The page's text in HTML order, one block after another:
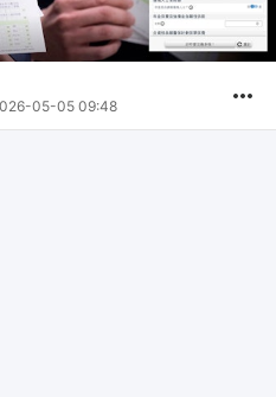
05-05 09:48